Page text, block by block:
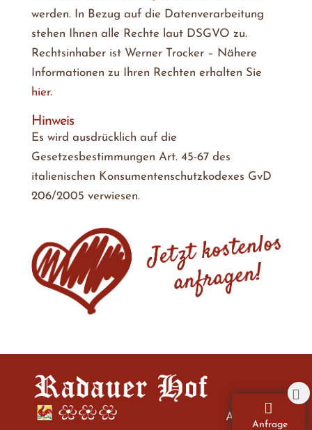
Anfrage
werden. In Bezug auf die Datenverarbeitung
stehen Ihnen alle Rechte laut DSGVO zu.
Rechtsinhaber ist Werner Trocker – Nähere
Informationen zu Ihren Rechten erhalten Sie
hier.
Hinweis
Es wird ausdrücklich auf die
Gesetzesbestimmungen Art. 45-67 des
italienischen Konsumentenschutzkodexes GvD
206/2005 verwiesen.
Anfahrt